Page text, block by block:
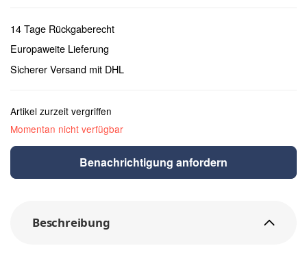
14 Tage Rückgaberecht
Europaweite Lieferung
Sicherer Versand mit DHL
Artikel zurzeit vergriffen
Momentan nicht verfügbar
Benachrichtigung anfordern
Beschreibung